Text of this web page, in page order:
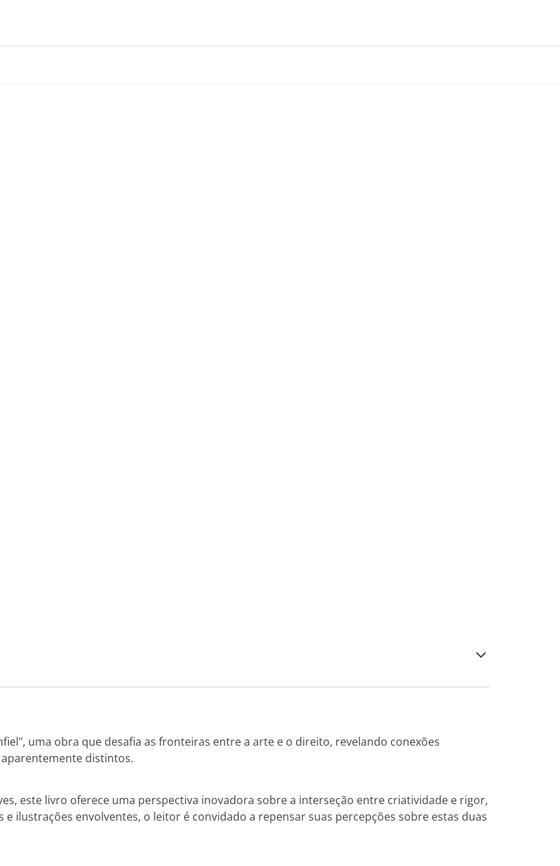
uma obra que desafia as fronteiras entre a arte e o direito, revelando conexões
distintos.
este livro oferece uma perspectiva inovadora sobre a interseção entre criatividade e rigor,
ilustrações envolventes, o leitor é convidado a repensar suas percepções sobre estas duas